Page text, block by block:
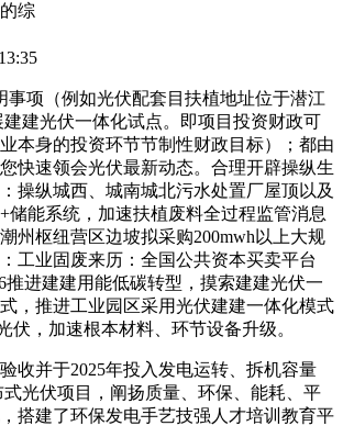
综
项（例如光伏配套目扶植地址位于潜江
建光伏一体化试点。即项目投资财政可
本身的投资环节节制性财政目标）；都由
快速领会光伏最新动态。合理开辟操纵生
操纵城西、城南城北污水处置厂屋顶以及
储能系统，加速扶植废料全过程监管消息
州枢纽营区边坡拟采购200mwh以上大规
工业固废来历：全国公共资本买卖平台
推进建建用能低碳转型，摸索建建光伏一
，推进工业园区采用光伏建建一体化模式
伏，加速根本材料、环节设备升级。
并于2025年投入发电运转、拆机容量
光伏项目，阐扬质量、环保、能耗、平
搭建了环保发电手艺技强人才培训教育平